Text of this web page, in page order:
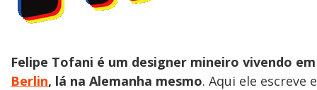
Felipe Tofani é um designer mineiro vivendo em
Berlin, lá na Alemanha mesmo. Aqui ele escreve e